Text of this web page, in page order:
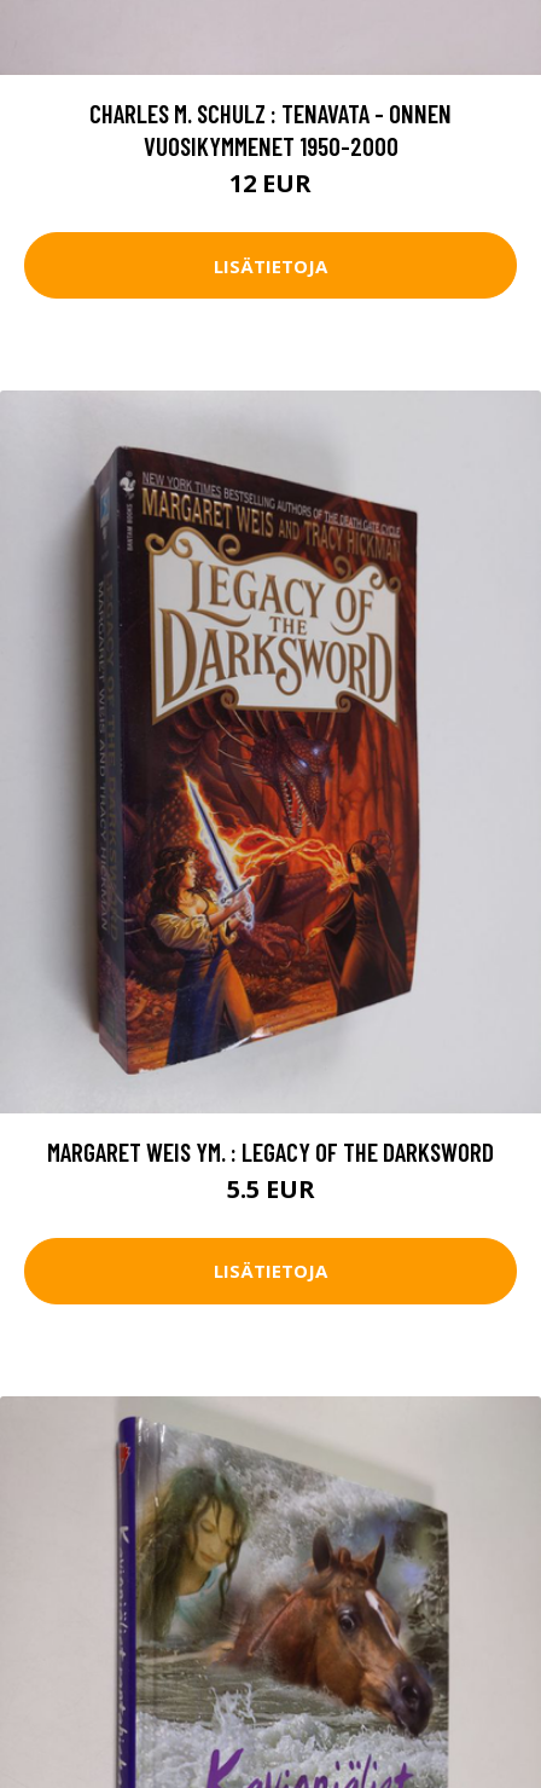
CHARLES M. SCHULZ : TENAVATA - ONNEN
VUOSIKYMMENET 1950-2000
12 EUR
LISÄTIETOJA
MARGARET WEIS YM. : LEGACY OF THE DARKSWORD
5.5 EUR
LISÄTIETOJA